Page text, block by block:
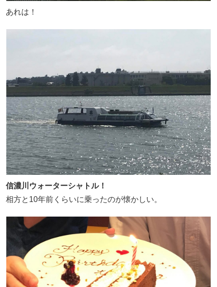
あれは！
信濃川ウォーターシャトル！
相方と10年前くらいに乗ったのが懐かしい。